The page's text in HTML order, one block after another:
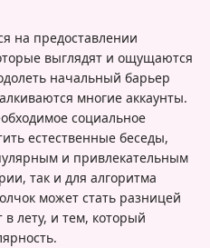
на предоставлении
выглядят и ощущаются
начальный барьер
многие аккаунты.
социальное
естественные беседы,
и привлекательным
так и для алгоритма
может стать разницей
лету, и тем, который